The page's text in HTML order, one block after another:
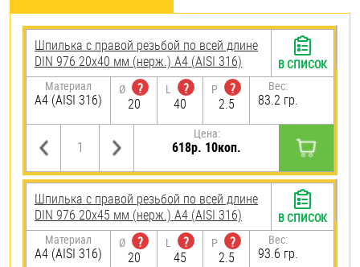
Шпилька с правой резьбой по всей длине
DIN 976 20х40 мм (нерж.) A4 (AISI 316)
Материал
A4 (AISI 316)
Ø
?
20
L
?
40
P
?
2.5
Вес:
83.2 гр.
Цена:
618р. 10коп.
В СПИСОК
Шпилька с правой резьбой по всей длине
DIN 976 20х45 мм (нерж.) A4 (AISI 316)
Материал
A4 (AISI 316)
Ø
?
20
L
?
45
P
?
2.5
Вес:
93.6 гр.
В СПИСОК